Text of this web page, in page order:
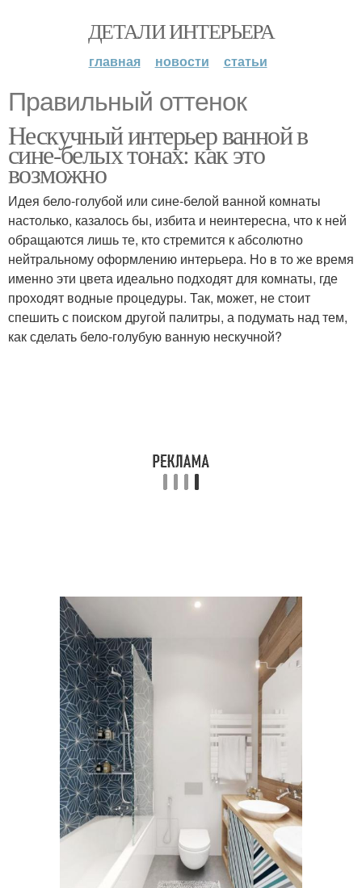
ДЕТАЛИ ИНТЕРЬЕРА
главная новости статьи
Правильный оттенок
Нескучный интерьер ванной в
сине-белых тонах: как это
возможно
Идея бело-голубой или сине-белой ванной комнаты
настолько, казалось бы, избита и неинтересна, что к ней
обращаются лишь те, кто стремится к абсолютно
нейтральному оформлению интерьера. Но в то же время
именно эти цвета идеально подходят для комнаты, где
проходят водные процедуры. Так, может, не стоит
спешить с поиском другой палитры, а подумать над тем,
как сделать бело-голубую ванную нескучной?